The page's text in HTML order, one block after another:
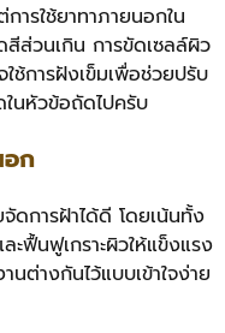
ารใช้ยาทาภายนอกใน
สีส่วนเกิน การขัดเซลล์ผิว
ช้การฝังเข็มเพื่อช่วยปรับ
นหัวข้อถัดไปครับ
อก
ดการฝ้าได้ดี โดยเน้นทั้ง
ฟื้นฟูเกราะผิวให้แข็งแรง
ต่างกันไว้แบบเข้าใจง่าย